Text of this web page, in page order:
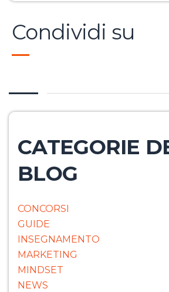
Condividi su
CATEGORIE
BLOG
CONCORSI
GUIDE
INSEGNAMENTO
MARKETING
MINDSET
NEWS